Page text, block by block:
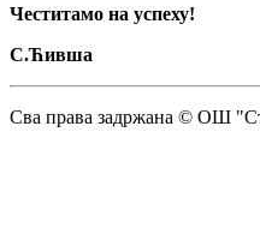
Честитамо на успеху!
С.Ћивша
Сва права задржана © ОШ